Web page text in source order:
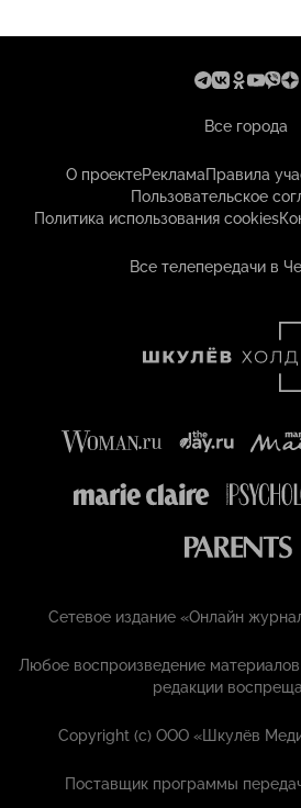
Все города
О проектеРекламаПравила
Пользовательское
Политика использования cookies
Все телепередачи в
Сетевое издание «Онлайн
Любое воспроизведение
редакции
Copyright (с) ООО «Шкулёв
Поставщик программы